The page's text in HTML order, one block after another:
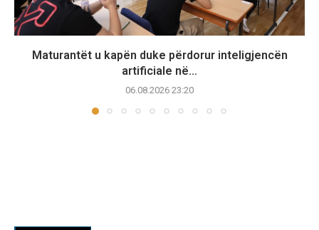
Maturantët u kapën duke përdorur inteligjencën
artificiale në...
06.08.2026 23:20